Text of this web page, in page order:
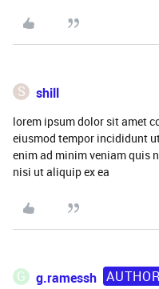
S shill
lorem ipsum dolor sit amet
eiusmod tempor incididunt
enim ad minim veniam quis
nisi ut aliquip ex ea
G g.ramessh AUTHOR